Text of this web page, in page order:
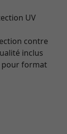
UV
contre
inclus
pour format